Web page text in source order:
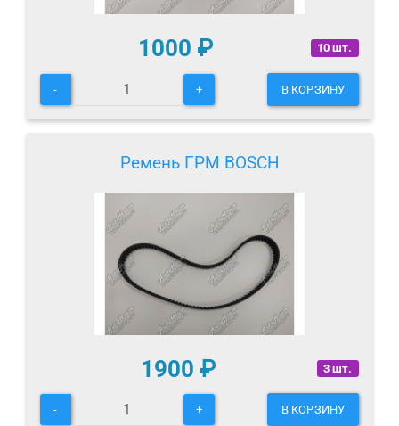
10 шт.
1000 ₽
- + В КОРЗИНУ
Ремень ГРМ BOSCH
3 шт.
1900 ₽
- + В КОРЗИНУ